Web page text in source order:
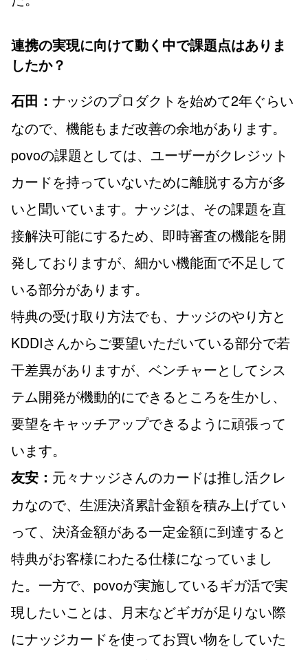
連携の実現に向けて動く中で課題点はありま
したか？
石田： ナッジのプロダクトを始めて2年ぐらい
なので、機能もまだ改善の余地があります。
povoの課題としては、ユーザーがクレジット
カードを持っていないために離脱する方が多
いと聞いています。ナッジは、その課題を直
接解決可能にするため、即時審査の機能を開
発しておりますが、細かい機能面で不足して
いる部分があります。
特典の受け取り方法でも、ナッジのやり方と
KDDIさんからご要望いただいている部分で若
干差異がありますが、ベンチャーとしてシス
テム開発が機動的にできるところを生かし、
要望をキャッチアップできるように頑張って
います。
友安： 元々ナッジさんのカードは推し活クレ
カなので、生涯決済累計金額を積み上げてい
って、決済金額がある一定金額に到達すると
特典がお客様にわたる仕様になっていまし
た。一方で、povoが実施しているギガ活で実
現したいことは、月末などギガが足りない際
にナッジカードを使ってお買い物をしていた